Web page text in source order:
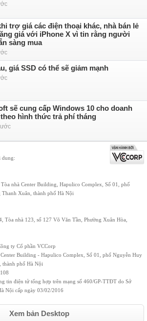
trợ giá các điện thoại khác, nhà bán lẻ
giá với iPhone X vì tin rằng người
sàng mua
giá SSD có thể sẽ giảm mạnh
sẽ cung cấp Windows 10 cho doanh
hình thức trả phí tháng
dung:
nhà Center Building, Hapulico Complex, Số 01, phố
Xuân, thành phố Hà Nội
Tòa nhà 123, số 127 Võ Văn Tần, Phường Xuân Hòa,
ty Cổ phần VCCorp
Building - Hapulico Complex, Số 01, phố Nguyễn Huy
thành phố Hà Nội
tin điện tử tổng hợp trên mạng số 460/GP-TTĐT do Sở
Nội cấp ngày 03/02/2016
Xem bản Desktop